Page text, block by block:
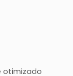
otimizado